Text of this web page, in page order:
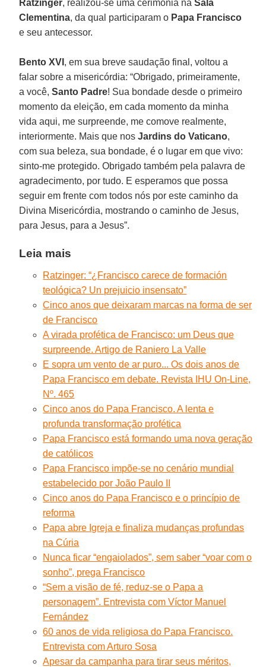
Ratzinger, realizou-se uma cerimônia naSala
Clementina, da qual participaram o Papa Francisco
e seu antecessor.
Bento XVI , em sua breve saudação final, voltou a
falar sobre a misericórdia: “Obrigado, primeiramente,
a você,Santo Padre! Sua bondade desde o primeiro
momento da eleição, em cada momento da minha
vida aqui, me surpreende, me comove realmente,
interiormente. Mais que nosJardins do Vaticano,
com sua beleza, sua bondade, é o lugar em que vivo:
sinto-me protegido. Obrigado também pela palavra de
agradecimento, por tudo. E esperamos que possa
seguir em frente com todos nós por este caminho da
Divina Misericórdia, mostrando o caminho de Jesus,
para Jesus, para a Jesus”.
Leia mais
Ratzinger: “¿Francisco carece de formación
teológica? Un prejuicio insensato”
Cinco anos que deixaram marcas na forma de ser
de Francisco
A virada profética de Francisco: um Deus que
surpreende. Artigo de Raniero La Valle
E sopra um vento de ar puro... Os dois anos de
Papa Francisco em debate. Revista IHU On-Line,
Nº. 465
Cinco anos do Papa Francisco. A lenta e
profunda transformação profética
Papa Francisco está formando uma nova geração
de católicos
Papa Francisco impõe-se no cenário mundial
estabelecido por João Paulo II
Cinco anos do Papa Francisco e o princípio de
reforma
Papa abre Igreja e finaliza mudanças profundas
na Cúria
Nunca ficar “engaiolados”, sem saber “voar com o
sonho”, prega Francisco
“Sem a visão de fé, reduz-se o Papa a
personagem”. Entrevista com Víctor Manuel
Fernández
60 anos de vida religiosa do Papa Francisco.
Entrevista com Arturo Sosa
Apesar da campanha para tirar seus méritos,